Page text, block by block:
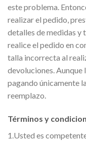
este problema.
realizar el pedido,
detalles de medidas y
realice el pedido en
talla incorrecta al
devoluciones.
pagando únicamente
reemplazo.
Términos y
1.Usted es